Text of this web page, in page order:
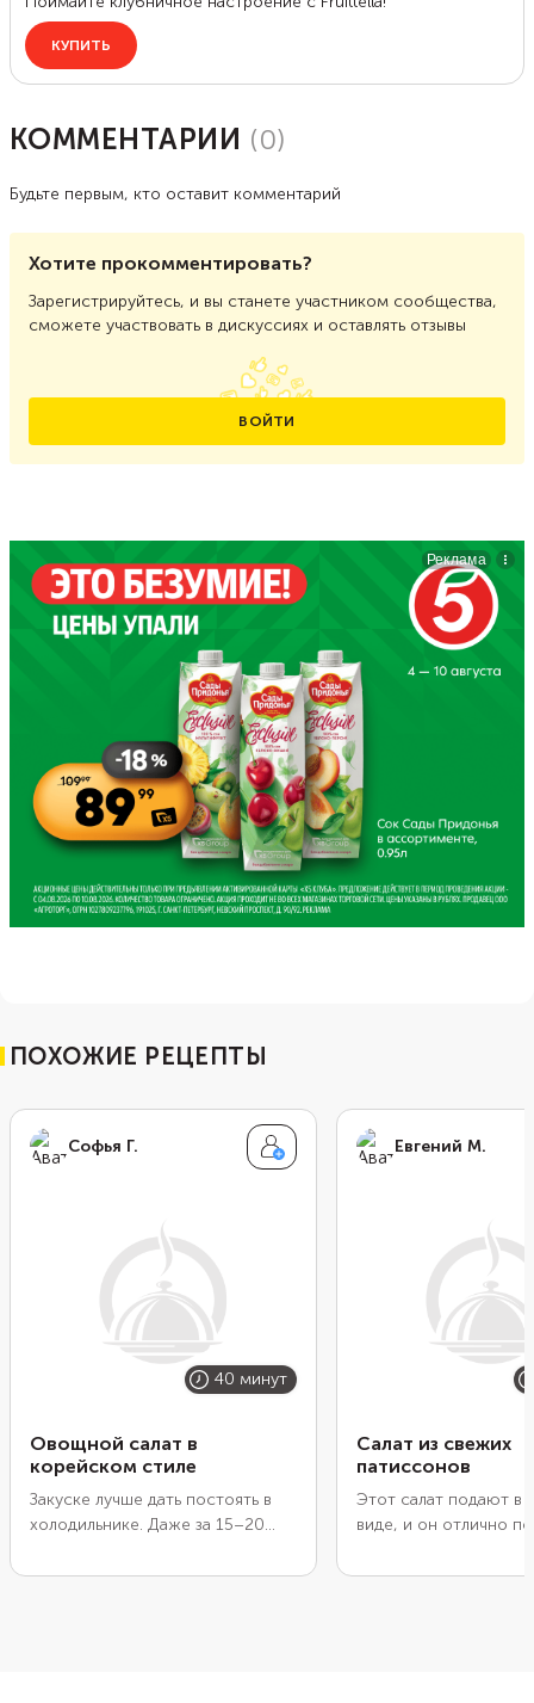
КОММЕНТАРИИ (0)
Будьте первым, кто оставит комментарий
Хотите прокомментировать?
Зарегистрируйтесь, и вы станете участником сообщества,
сможете участвовать в дискуссиях и оставлять отзывы
ВОЙТИ
ПОХОЖИЕ РЕЦЕПТЫ
Софья Г.
40 минут
Овощной салат в
корейском стиле
Закуске лучше дать постоять в
холодильнике. Даже за 15–20
маринадом и дадут сок. Для
Евгений М.
Салат из свежих
патиссонов
Этот салат подают в
виде, и он отлично
сделает блюдо